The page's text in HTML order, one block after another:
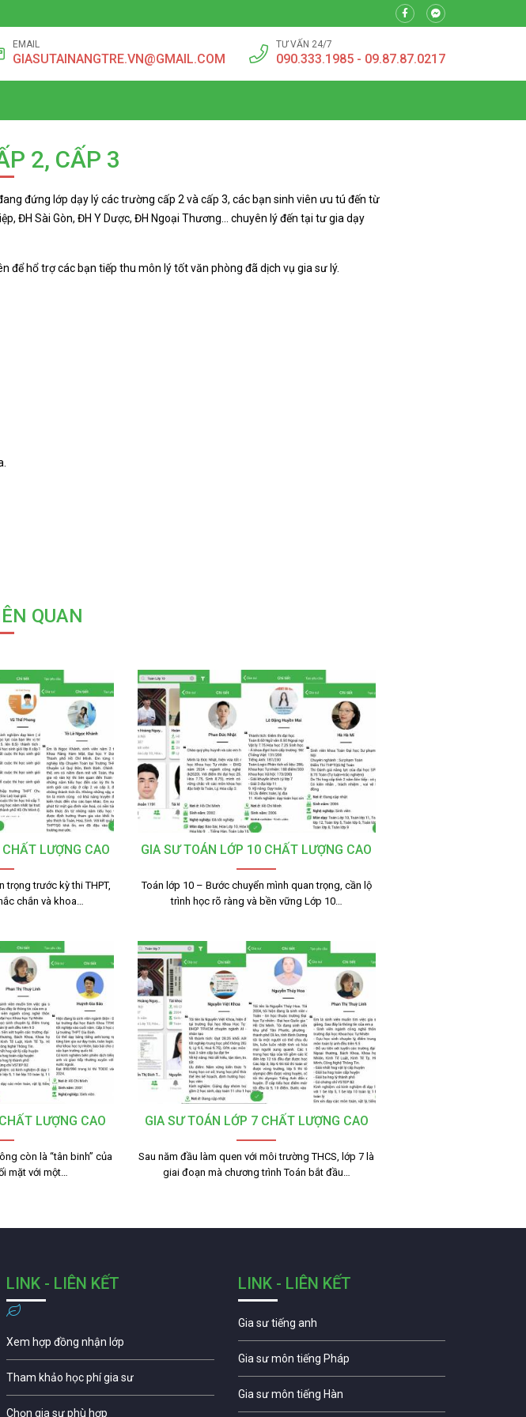
EMAIL
GIASUTAINANGTRE.VN@GMAIL.COM
TƯ VẤN 24/7
090.333.1985 - 09.87.87.0217
2, CẤP 3
đứng lớp dạy lý các trường cấp 2 và cấp 3, các bạn sinh viên ưu tú đến từ
ĐH Sài Gòn, ĐH Y Dược, ĐH Ngoại Thương… chuyên lý đến tại tư gia dạy
để hổ trợ các bạn tiếp thu môn lý tốt văn phòng đã dịch vụ gia sư lý.
QUAN
LƯỢNG CAO
trọng trước kỳ thi THPT,
chắn và khoa…
GIA SƯ TOÁN LỚP 10 CHẤT LƯỢNG CAO
Toán lớp 10 – Bước chuyển mình quan trọng, cần lộ
trình học rõ ràng và bền vững Lớp 10…
LƯỢNG CAO
còn là “tân binh” của
mặt với một…
GIA SƯ TOÁN LỚP 7 CHẤT LƯỢNG CAO
Sau năm đầu làm quen với môi trường THCS, lớp 7 là
giai đoạn mà chương trình Toán bắt đầu…
LINK - LIÊN KẾT
Xem hợp đồng nhận lớp
Tham khảo học phí gia sư
Chọn gia sư phù hợp
LINK - LIÊN KẾT
Gia sư tiếng anh
Gia sư môn tiếng Pháp
Gia sư môn tiếng Hàn